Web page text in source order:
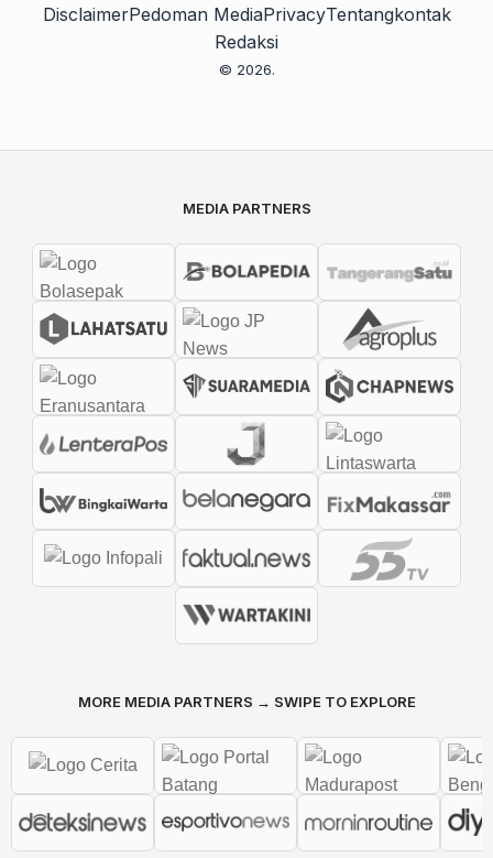
DisclaimerPedoman MediaPrivacyTentangkontak
Redaksi
© 2026.
MEDIA PARTNERS
MORE MEDIA PARTNERS → SWIPE TO EXPLORE